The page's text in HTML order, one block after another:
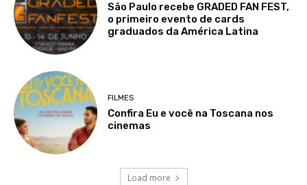
São Paulo recebe GRADED FAN FEST,
o primeiro evento de cards
graduados da América Latina
FILMES
Confira Eu e você na Toscana nos
cinemas
Load more